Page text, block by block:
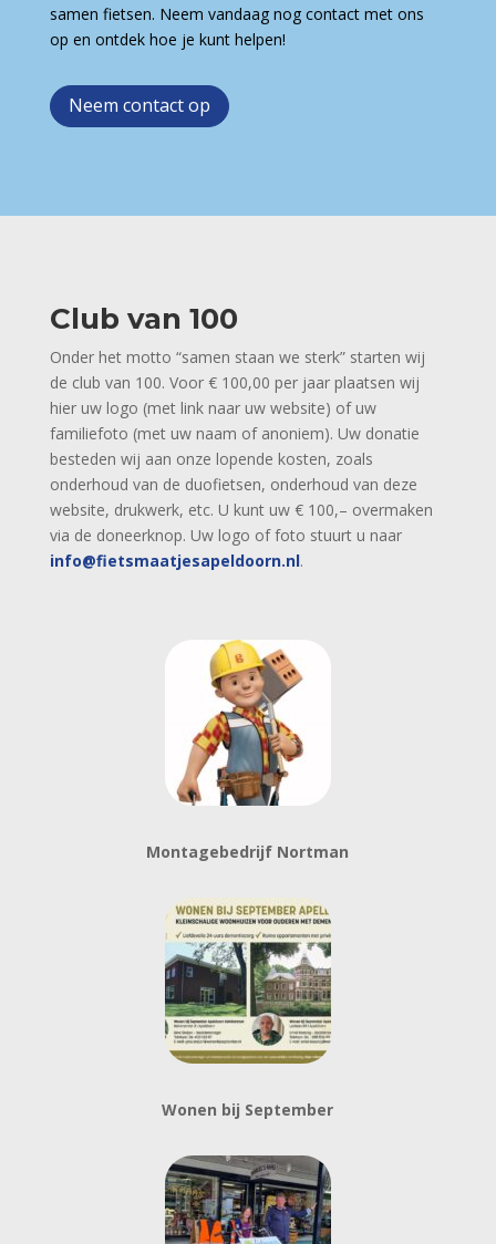
samen fietsen. Neem vandaag nog contact met ons
op en ontdek hoe je kunt helpen!
Neem contact op
Club van 100
Onder het motto “samen staan we sterk” starten wij
de club van 100. Voor € 100,00 per jaar plaatsen wij
hier uw logo (met link naar uw website) of uw
familiefoto (met uw naam of anoniem). Uw donatie
besteden wij aan onze lopende kosten, zoals
onderhoud van de duofietsen, onderhoud van deze
website, drukwerk, etc. U kunt uw € 100,– overmaken
via de doneerknop. Uw logo of foto stuurt u naar
info@fietsmaatjesapeldoorn.nl.
Montagebedrijf Nortman
Wonen bij September